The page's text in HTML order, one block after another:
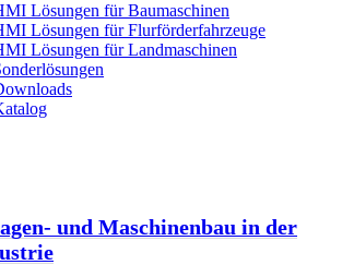
Lösungen für Baumaschinen
Lösungen für Flurförderfahrzeuge
Lösungen für Landmaschinen
und Maschinenbau in der